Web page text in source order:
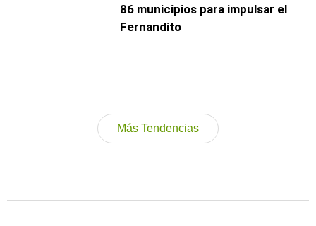
86 municipios para impulsar el
Fernandito
Más Tendencias